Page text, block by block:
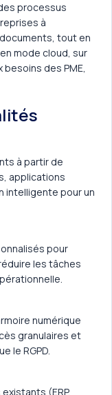
processus
à
tout en
mode cloud, sur
des PME,
à partir de
applications
intelligente pour un
pour
les tâches
numérique
granulaires et
le RGPD.
(ERP,